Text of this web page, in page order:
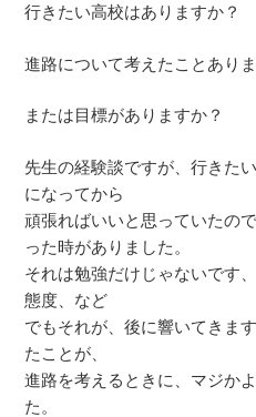
行きたい高校はありますか？
進路について考えたことあり
または目標がありますか？
先生の経験談ですが、行きた
になってから
頑張ればいいと思っていたの
った時がありました。
それは勉強だけじゃないです
態度、など
でもそれが、後に響いてきま
たことが、
進路を考えるときに、マジか
た。